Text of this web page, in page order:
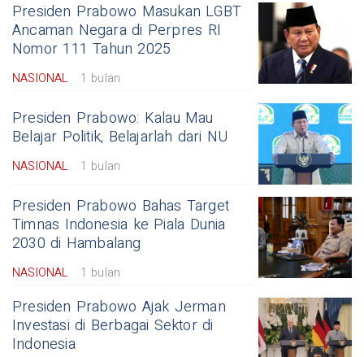
Presiden Prabowo Masukan LGBT
Ancaman Negara di Perpres RI
Nomor 111 Tahun 2025
NASIONAL 1 bulan
Presiden Prabowo: Kalau Mau
Belajar Politik, Belajarlah dari NU
NASIONAL 1 bulan
Presiden Prabowo Bahas Target
Timnas Indonesia ke Piala Dunia
2030 di Hambalang
NASIONAL 1 bulan
Presiden Prabowo Ajak Jerman
Investasi di Berbagai Sektor di
Indonesia